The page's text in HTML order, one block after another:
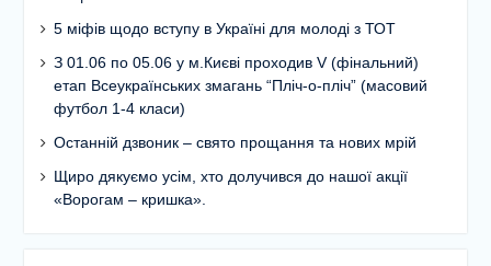
5 міфів щодо вступу в Україні для молоді з ТОТ
З 01.06 по 05.06 у м.Києві проходив V (фінальний)
етап Всеукраїнських змагань “Пліч-о-пліч” (масовий
футбол 1-4 класи)
Останній дзвоник – свято прощання та нових мрій
Щиро дякуємо усім, хто долучився до нашої акції
«Ворогам – кришка».